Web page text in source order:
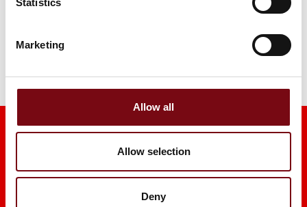
Marketing
Allow all
Allow selection
Deny
Parkplätze
Es stehen 10.000 Parkplätze gratis zur Verfügung,